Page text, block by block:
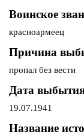
Воинское
красноармеец
Причина
пропал без вести
Дата
19.07.1941
Название